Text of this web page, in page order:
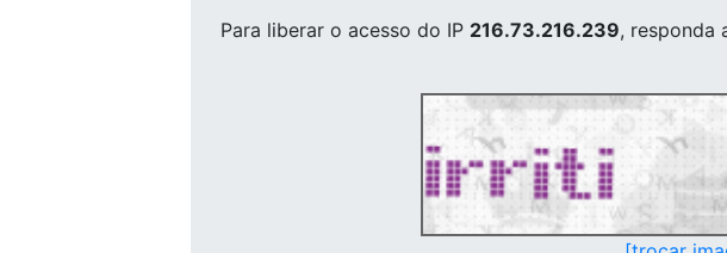
Para liberar o acesso do IP 216.73.216.239, responda